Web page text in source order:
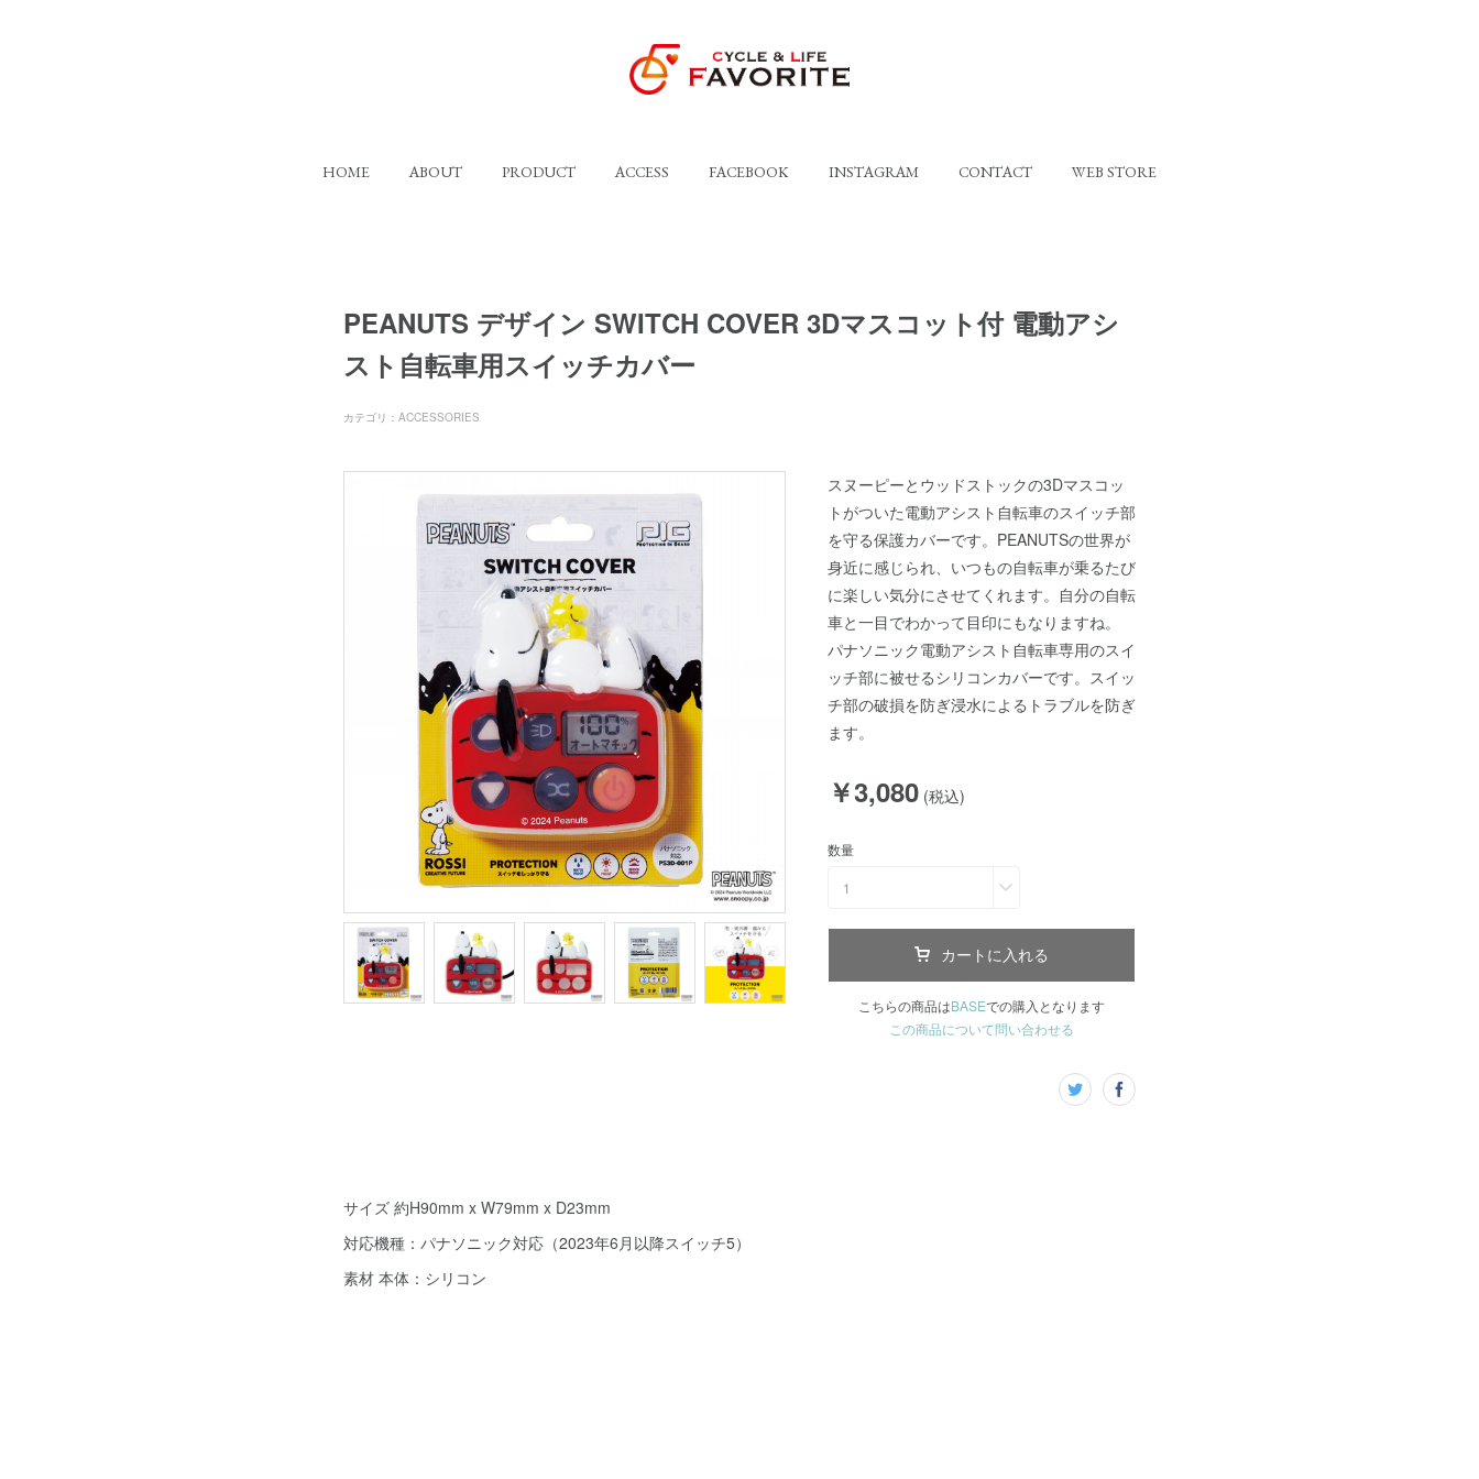
HOME ABOUT PRODUCT ACCESS FACEBOOK INSTAGRAM CONTACT WEB STORE
PEANUTS デザイン SWITCH COVER 3Dマスコット付 電動アシ
スト自転車用スイッチカバー
カテゴリ ： ACCESSORIES
スヌーピーとウッドストックの3Dマスコッ
トがついた電動アシスト自転車のスイッチ部
を守る保護カバーです。PEANUTSの世界が
身近に感じられ、いつもの自転車が乗るたび
に楽しい気分にさせてくれます。自分の自転
車と一目でわかって目印にもなりますね。
パナソニック電動アシスト自転車専用のスイ
ッチ部に被せるシリコンカバーです。スイッ
チ部の破損を防ぎ浸水によるトラブルを防ぎ
ます。
￥3,080 (税込)
数量
1
カートに入れる
こちらの商品はBASEでの購入となります
この商品について問い合わせる
サイズ 約H90mm x W79mm x D23mm
対応機種：パナソニック対応（2023年6月以降スイッチ5）
素材 本体：シリコン